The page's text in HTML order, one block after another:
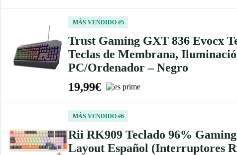
MÁS VENDIDO #5
Trust Gaming GXT 836 Evocx
Teclas de Membrana,
PC/Ordenador – Negro
19,99€
MÁS VENDIDO #6
Rii RK909 Teclado 96%
Layout Español (Interruptores